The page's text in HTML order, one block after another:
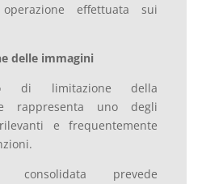
effettuata sui
delle immagini
di limitazione della
rappresenta uno degli
e frequentemente
prevede